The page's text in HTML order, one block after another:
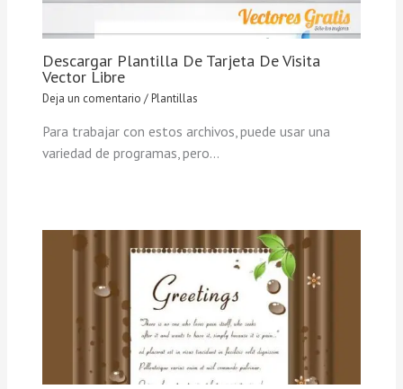
Descargar Plantilla De Tarjeta De Visita
Vector Libre
Deja un comentario /Plantillas
Para trabajar con estos archivos, puede usar una
variedad de programas, pero…